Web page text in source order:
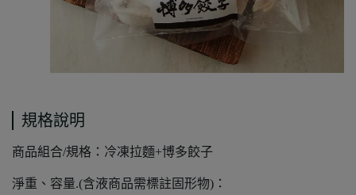
規格說明
商品組合/規格：冷凍拉麵+博多餃子
淨重、容量.(含液商品需標註固形物)：